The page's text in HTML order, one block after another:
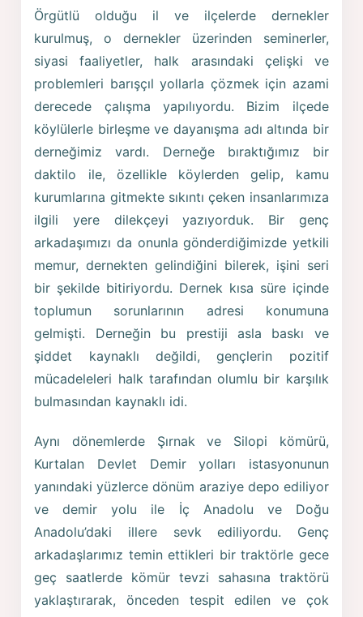
Örgütlü olduğu il ve ilçelerde dernekler
kurulmuş, o dernekler üzerinden seminerler,
siyasi faaliyetler, halk arasındaki çelişki ve
problemleri barışçıl yollarla çözmek için azami
derecede çalışma yapılıyordu. Bizim ilçede
köylülerle birleşme ve dayanışma adı altında bir
derneğimiz vardı. Derneğe bıraktığımız bir
daktilo ile, özellikle köylerden gelip, kamu
kurumlarına gitmekte sıkıntı çeken insanlarımıza
ilgili yere dilekçeyi yazıyorduk. Bir genç
arkadaşımızı da onunla gönderdiğimizde yetkili
memur, dernekten gelindiğini bilerek, işini seri
bir şekilde bitiriyordu. Dernek kısa süre içinde
toplumun sorunlarının adresi konumuna
gelmişti. Derneğin bu prestiji asla baskı ve
şiddet kaynaklı değildi, gençlerin pozitif
mücadeleleri halk tarafından olumlu bir karşılık
bulmasından kaynaklı idi.
Aynı dönemlerde Şırnak ve Silopi kömürü,
Kurtalan Devlet Demir yolları istasyonunun
yanındaki yüzlerce dönüm araziye depo ediliyor
ve demir yolu ile İç Anadolu ve Doğu
Anadolu’daki illere sevk ediliyordu. Genç
arkadaşlarımız temin ettikleri bir traktörle gece
geç saatlerde kömür tevzi sahasına traktörü
yaklaştırarak, önceden tespit edilen ve çok